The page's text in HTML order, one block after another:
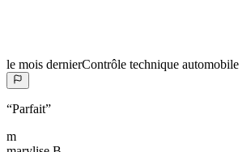
le mois dernierContrôle technique automobile
“Parfait”
m